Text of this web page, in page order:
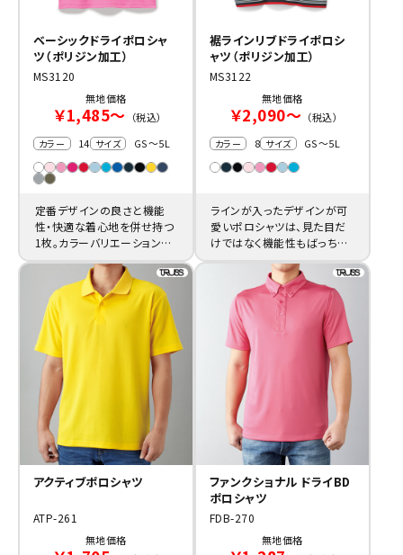
ベーシックドライポロシャ
ツ（ポリジン加工）
MS3120
無地価格
￥1,485～ （税込）
カラー 14 サイズ GS～5L
定番デザインの良さと機能
性・快適な着心地を併せ持つ
1枚。カラーバリエーションも
作に向いています。
裾ラインリブドライポロシ
ャツ（ポリジン加工）
MS3122
無地価格
￥2,090～ （税込）
カラー 8 サイズ GS～5L
ラインが入ったデザインが可
愛いポロシャツは、見た目だ
けではなく機能性もばっちり。
特注作成に。
アクティブポロシャツ
ATP-261
無地価格
ファンクショナル ドライBD
ポロシャツ
FDB-270
無地価格